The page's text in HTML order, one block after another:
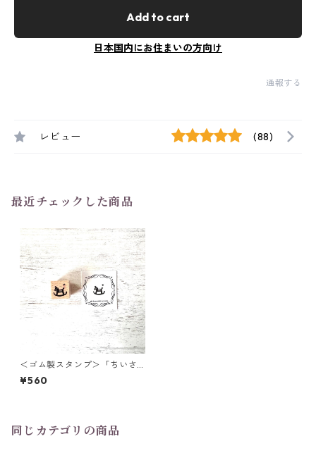
Add to cart
日本国内にお住まいの方向け
通報する
レビュー (88)
最近チェックした商品
＜ゴム製スタンプ＞「ちいさ
な木馬」
¥560
同じカテゴリの商品